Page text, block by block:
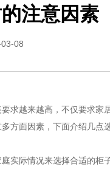
注意因素
08
求越来越高，不仅要求
方面因素，下面介绍几点
实际情况来选择合适的